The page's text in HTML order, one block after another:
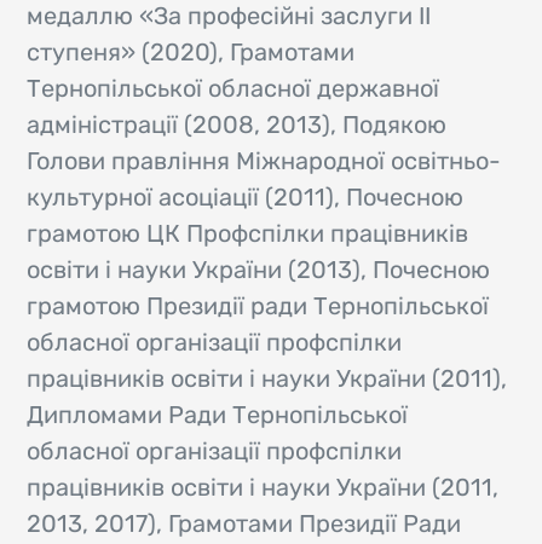
медаллю «За професійні заслуги ІІ
ступеня» (2020), Грамотами
Тернопільської обласної державної
адміністрації (2008, 2013), Подякою
Голови правління Міжнародної освітньо-
культурної асоціації (2011), Почесною
грамотою ЦК Профспілки працівників
освіти і науки України (2013), Почесною
грамотою Президії ради Тернопільської
обласної організації профспілки
працівників освіти і науки України (2011),
Дипломами Ради Тернопільської
обласної організації профспілки
працівників освіти і науки України (2011,
2013, 2017), Грамотами Президії Ради